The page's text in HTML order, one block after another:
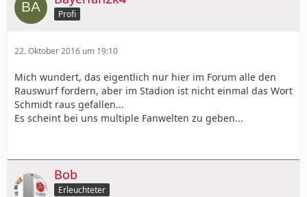
Profi
22. Oktober 2016 um 19:10
Mich wundert, das eigentlich nur hier im Forum alle den
Rauswurf fordern, aber im Stadion ist nicht einmal das Wort
Schmidt raus gefallen...
Es scheint bei uns multiple Fanwelten zu geben...
Bob
Erleuchteter